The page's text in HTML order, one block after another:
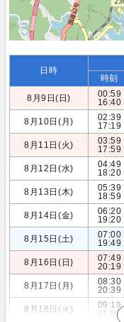
日時
時刻
8月9日(日)
00:59
16:40
8月10日(月)
02:39
17:19
8月11日(火)
03:59
17:59
8月12日(水)
04:49
18:20
8月13日(木)
05:39
18:59
8月14日(金)
06:20
19:20
8月15日(土)
07:00
19:49
8月16日(日)
07:49
20:19
8月17日(月)
08:30
20:39
8月18日(火)
09:19
21:00